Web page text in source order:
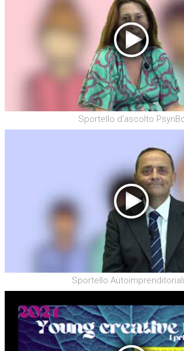
Sportello d'ascolto
Sportello